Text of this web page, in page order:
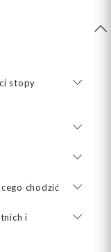
stopy
chodzić
i